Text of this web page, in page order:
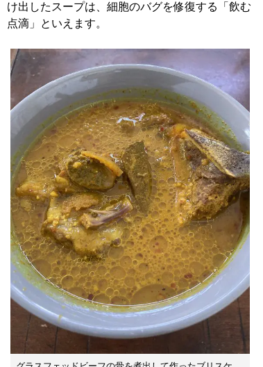
け出したスープは、細胞のバグを修復する「飲む
点滴」といえます。